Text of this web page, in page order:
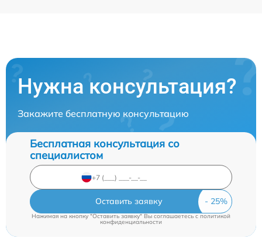
Нужна консультация?
Закажите бесплатную консультацию
Бесплатная консультация со
специалистом
Оставить заявку
Нажимая на кнопку "Оставить заявку" Вы соглашаетесь c политикой
конфиденциальности